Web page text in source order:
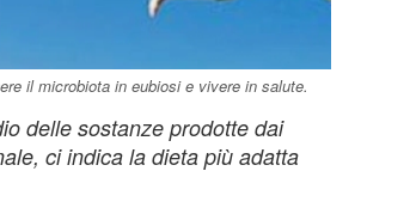
il microbiota in eubiosi e vivere in salute.
delle sostanze prodotte dai
ci indica la dieta più adatta